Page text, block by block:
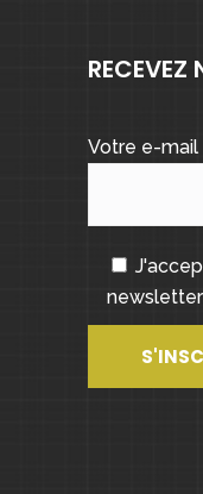
RECEVEZ
Votre e-mail